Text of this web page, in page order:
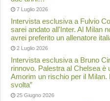
7 Luglio 2026
Intervista esclusiva a Fulvio
sarei andato all'Inter. Al Milan
avrei preferito un allenatore
2 Luglio 2026
Intervista esclusiva a Bruno
rinnovo. Palestra al Chelsea è
Amorim un rischio per il
svolta”
25 Giugno 2026